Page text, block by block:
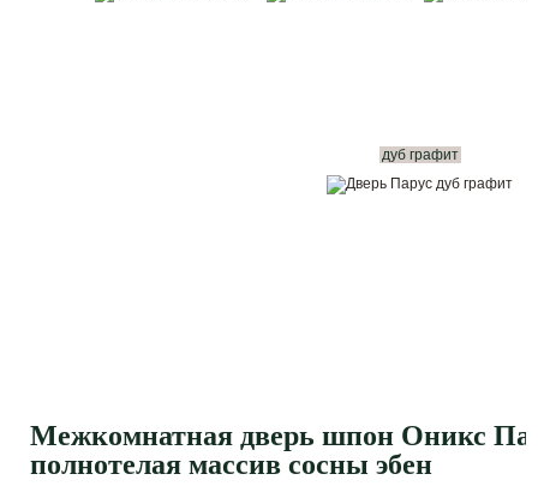
дуб графит
Межкомнатная дверь шпон Оникс
полнотелая массив сосны эбен